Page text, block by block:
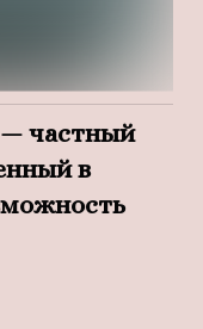
частный
в